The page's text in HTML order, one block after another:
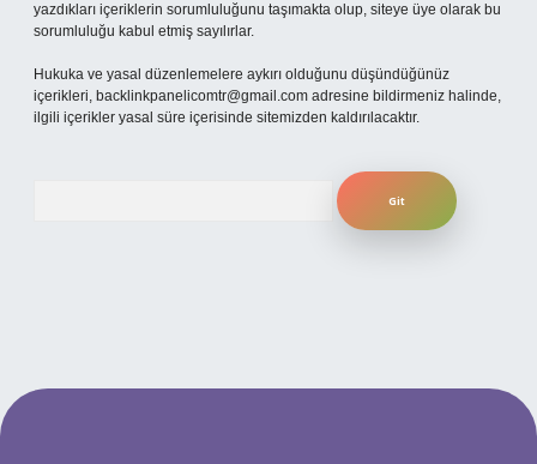
yazdıkları içeriklerin sorumluluğunu taşımakta olup, siteye üye olarak bu
sorumluluğu kabul etmiş sayılırlar.
Hukuka ve yasal düzenlemelere aykırı olduğunu düşündüğünüz
içerikleri, backlinkpanelicomtr@gmail.com adresine bildirmeniz halinde,
ilgili içerikler yasal süre içerisinde sitemizden kaldırılacaktır.